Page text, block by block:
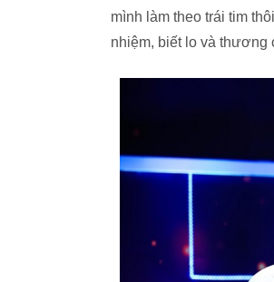
mình làm theo trái tim
nhiệm, biết lo và thương